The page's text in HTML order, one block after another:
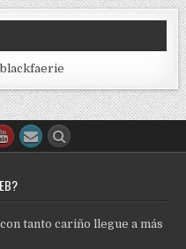
tanto cariño llegue a más